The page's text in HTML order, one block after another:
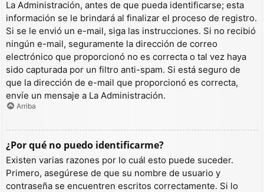
La Administración, antes de que pueda identificarse; esta
información se le brindará al finalizar el proceso de registro.
Si se le envió un e-mail, siga las instrucciones. Si no recibió
ningún e-mail, seguramente la dirección de correo
electrónico que proporcionó no es correcta o tal vez haya
sido capturada por un filtro anti-spam. Si está seguro de
que la dirección de e-mail que proporcionó es correcta,
envíe un mensaje a La Administración.
Arriba
¿Por qué no puedo identificarme?
Existen varias razones por lo cuál esto puede suceder.
Primero, asegúrese de que su nombre de usuario y
contraseña se encuentren escritos correctamente. Si lo